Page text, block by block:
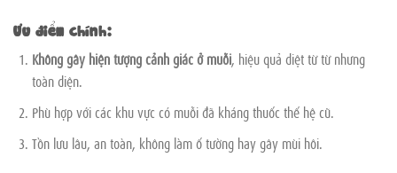
Ưu điểm chính:
Không gây hiện tượng cảnh giác ở muỗi, hiệu quả diệt từ từ nhưng
toàn diện.
Phù hợp với các khu vực có muỗi đã kháng thuốc thế hệ cũ.
Tồn lưu lâu, an toàn, không làm ố tường hay gây mùi hôi.